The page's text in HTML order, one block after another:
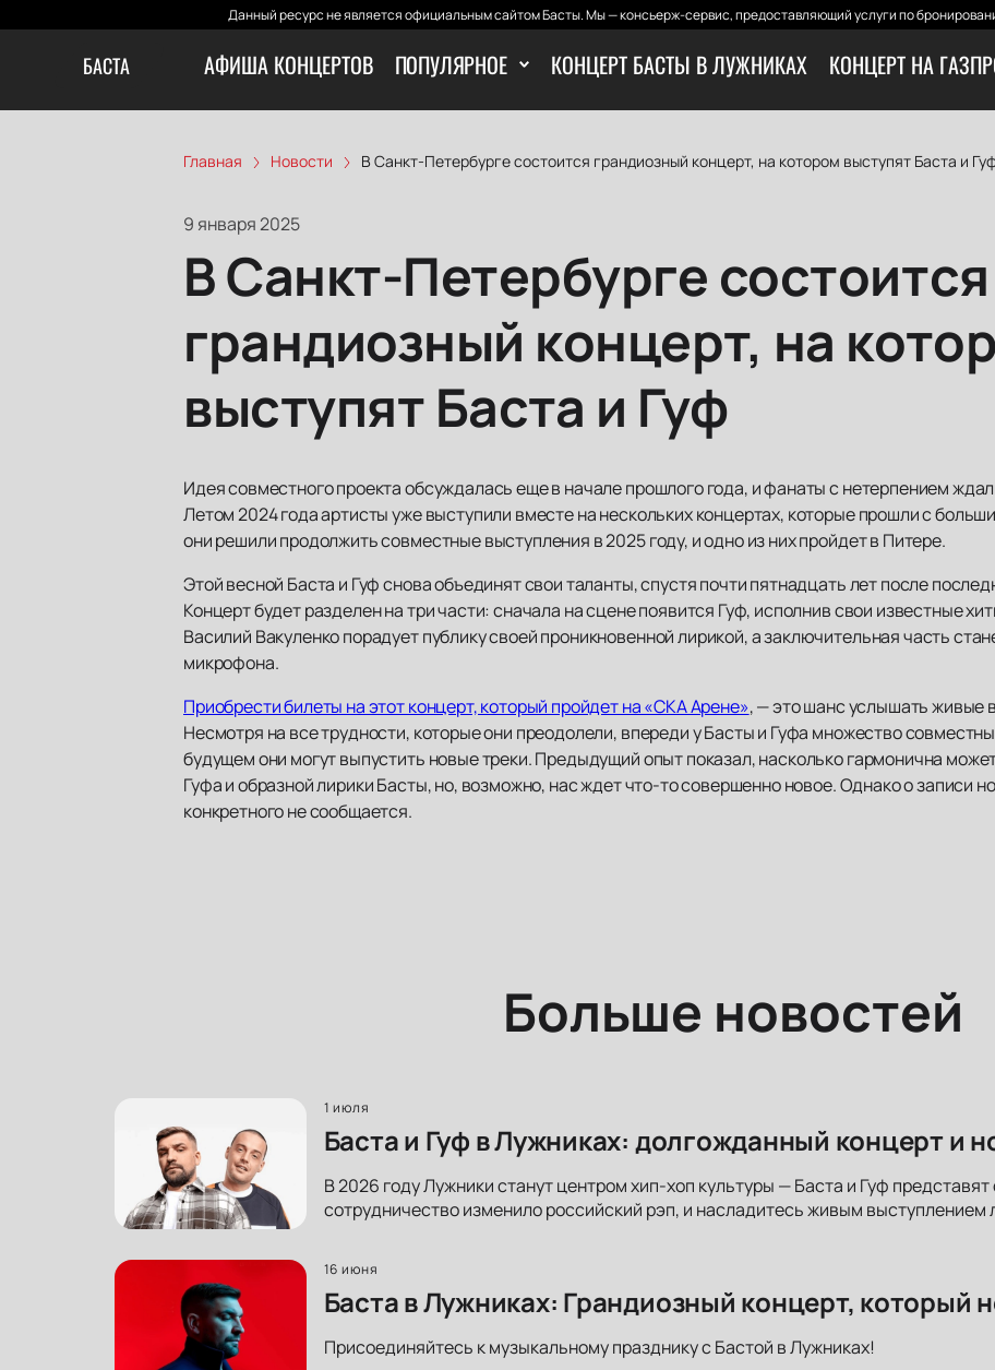
Данный ресурс не является официальным сайтом Басты. Мы — консьерж-сервис, предоставляющий услуги по
БАСТА АФИША КОНЦЕРТОВ ПОПУЛЯРНОЕ КОНЦЕРТ БАСТЫ В ЛУЖНИКАХ КОНЦЕРТ НА
Главная Новости В Санкт-Петербурге состоится грандиозный концерт, на котором выступят Баста и
9 января 2025
В Санкт-Петербурге состоится
грандиозный концерт, на
выступят Баста и Гуф
Идея совместного проекта обсуждалась еще в начале прошлого года, и фанаты с нетерпением
Летом 2024 года артисты уже выступили вместе на нескольких концертах, которые прошли с
они решили продолжить совместные выступления в 2025 году, и одно из них пройдет в Питере.
Этой весной Баста и Гуф снова объединят свои таланты, спустя почти пятнадцать лет после
Концерт будет разделен на три части: сначала на сцене появится Гуф, исполнив свои известные
Василий Вакуленко порадует публику своей проникновенной лирикой, а заключительная часть
микрофона.
Приобрести билеты на этот концерт, который пройдет на «СКА Арене», — это шанс услышать живые
Несмотря на все трудности, которые они преодолели, впереди у Басты и Гуфа множество
будущем они могут выпустить новые треки. Предыдущий опыт показал, насколько гармонична
Гуфа и образной лирики Басты, но, возможно, нас ждет что-то совершенно новое. Однако о записи
конкретного не сообщается.
Больше новостей
1 июля
Баста и Гуф в Лужниках: долгожданный концерт и
В 2026 году Лужники станут центром хип-хоп культуры — Баста и Гуф
сотрудничество изменило российский рэп, и насладитесь живым
16 июня
Баста в Лужниках: Грандиозный концерт, который
Присоединяйтесь к музыкальному празднику с Бастой в Лужниках!